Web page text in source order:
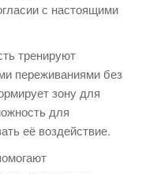
с настоящими
тренируют
переживаниями без
зону для
для
её воздействие.